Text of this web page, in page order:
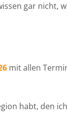
gar nicht,
mit allen
habt, den